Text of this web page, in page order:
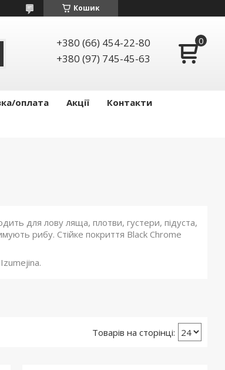
Кошик
+380 (66) 454-22-80
+380 (97) 745-45-63
оплата Акції
Контакти
для лову ляща, плотви, густери, підуста,
рибу. Стійке покриття Black Chrome